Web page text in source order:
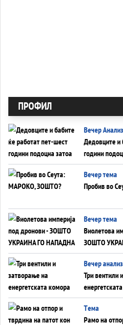
ПРОФИЛ
Вечер
Дедовците и
години
ВНУЦИ ДА
Вечер тема
Пробив во
Вечер тема
Виолетова
ЗОШТО
WILDBERRIES
Вечер
Три вентили
во Суец
инфаркт?
Tема
Рамо на